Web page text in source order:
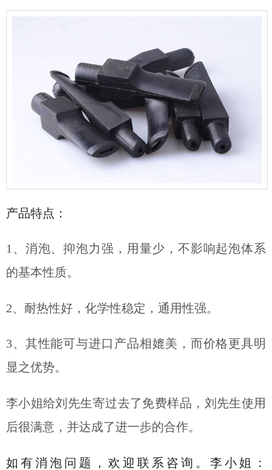
产品特点：
1、消泡、抑泡力强，用量少，不影响起泡体系
的基本性质。
2、耐热性好，化学性稳定，通用性强。
3、其性能可与进口产品相媲美，而价格更具明
显之优势。
李小姐给刘先生寄过去了免费样品，刘先生使用
后很满意，并达成了进一步的合作。
如有消泡问题，欢迎联系咨询。李小姐：